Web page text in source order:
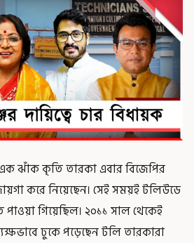
ঝাঁক কৃতি তারকা এবার বিজেপির
করে নিয়েছেন। সেই সময়ই টলিউডে
গিয়েছিল। ২০১১ সাল থেকেই
ঢুকে পড়েছেন টলি তারকারা